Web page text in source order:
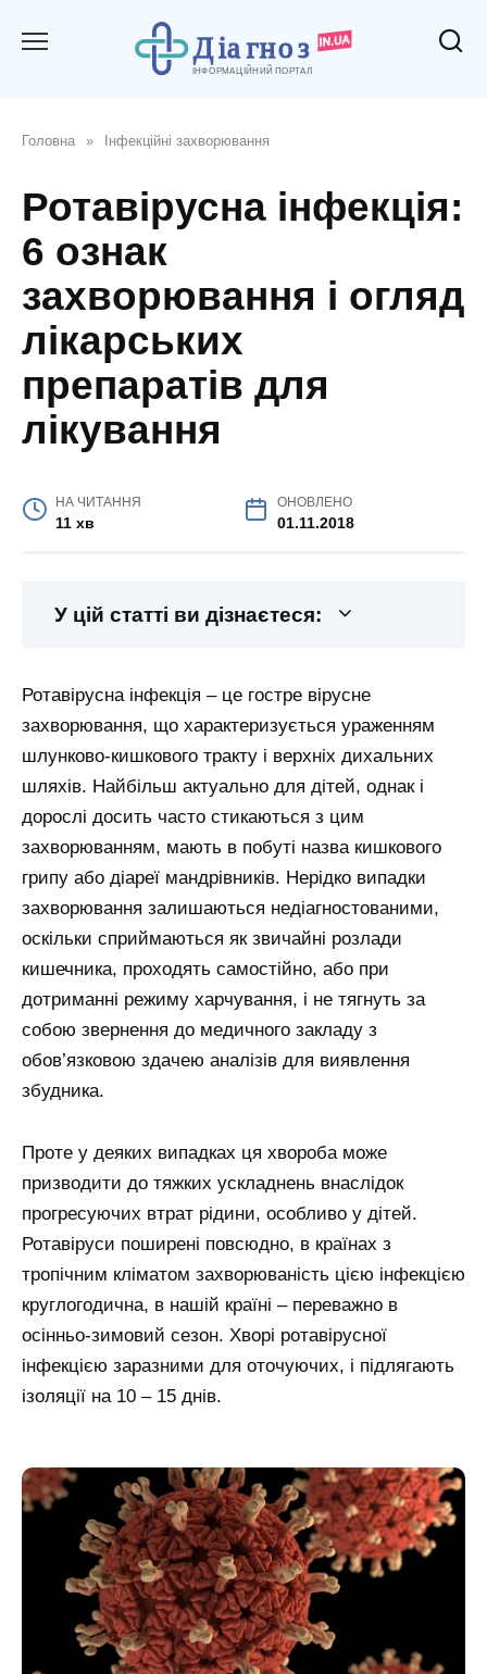
Головна » Інфекційні захворювання
Ротавірусна інфекція:
6 ознак
захворювання і огляд
лікарських
препаратів для
лікування
НА ЧИТАННЯ
11 хв
ОНОВЛЕНО
01.11.2018
У цій статті ви дізнаєтеся:
Ротавірусна інфекція – це гостре вірусне
захворювання, що характеризується ураженням
шлунково-кишкового тракту і верхніх дихальних
шляхів. Найбільш актуально для дітей, однак і
дорослі досить часто стикаються з цим
захворюванням, мають в побуті назва кишкового
грипу або діареї мандрівників. Нерідко випадки
захворювання залишаються недіагностованими,
оскільки сприймаються як звичайні розлади
кишечника, проходять самостійно, або при
дотриманні режиму харчування, і не тягнуть за
собою звернення до медичного закладу з
обов’язковою здачею аналізів для виявлення
збудника.
Проте у деяких випадках ця хвороба може
призводити до тяжких ускладнень внаслідок
прогресуючих втрат рідини, особливо у дітей.
Ротавіруси поширені повсюдно, в країнах з
тропічним кліматом захворюваність цією інфекцією
круглогодична, в нашій країні – переважно в
осінньо-зимовий сезон. Хворі ротавірусної
інфекцією заразними для оточуючих, і підлягають
ізоляції на 10 – 15 днів.